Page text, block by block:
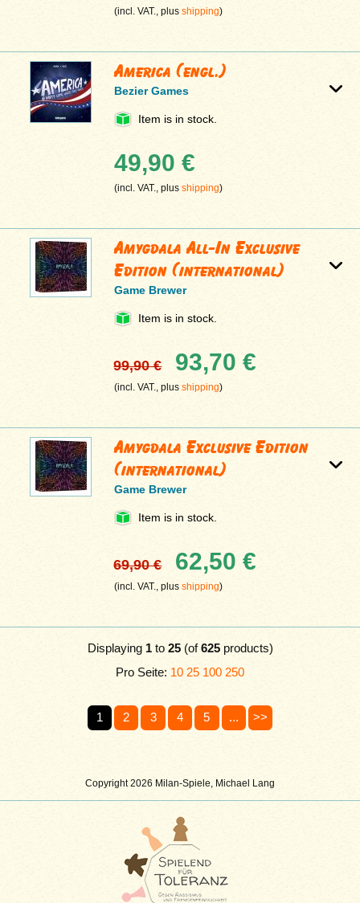
Copyright 2026 Milan-Spiele, Michael Lang
(incl. VAT., plusshipping)
America (engl.)
Bezier Games
Item is in stock.
49,90 €
(incl. VAT., plusshipping)
Amygdala All-In Exclusive
Edition (international)
Game Brewer
Item is in stock.
99,90 € 93,70 €
(incl. VAT., plusshipping)
Amygdala Exclusive Edition
(international)
Game Brewer
Item is in stock.
69,90 € 62,50 €
(incl. VAT., plusshipping)
Displaying 1to 25(of625products)
Pro Seite: 10 25 100 250
1 2 3 4 5 ... >>